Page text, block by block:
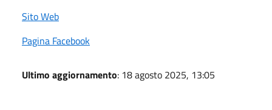
Sito Web
Pagina Facebook
Ultimo aggiornamento: 18 agosto 2025, 13:05